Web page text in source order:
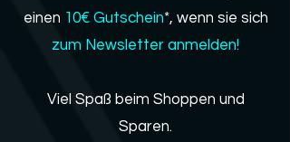
einen 10€ Gutschein*, wenn sie sich
zum Newsletter anmelden!
Viel Spaß beim Shoppen und
Sparen.